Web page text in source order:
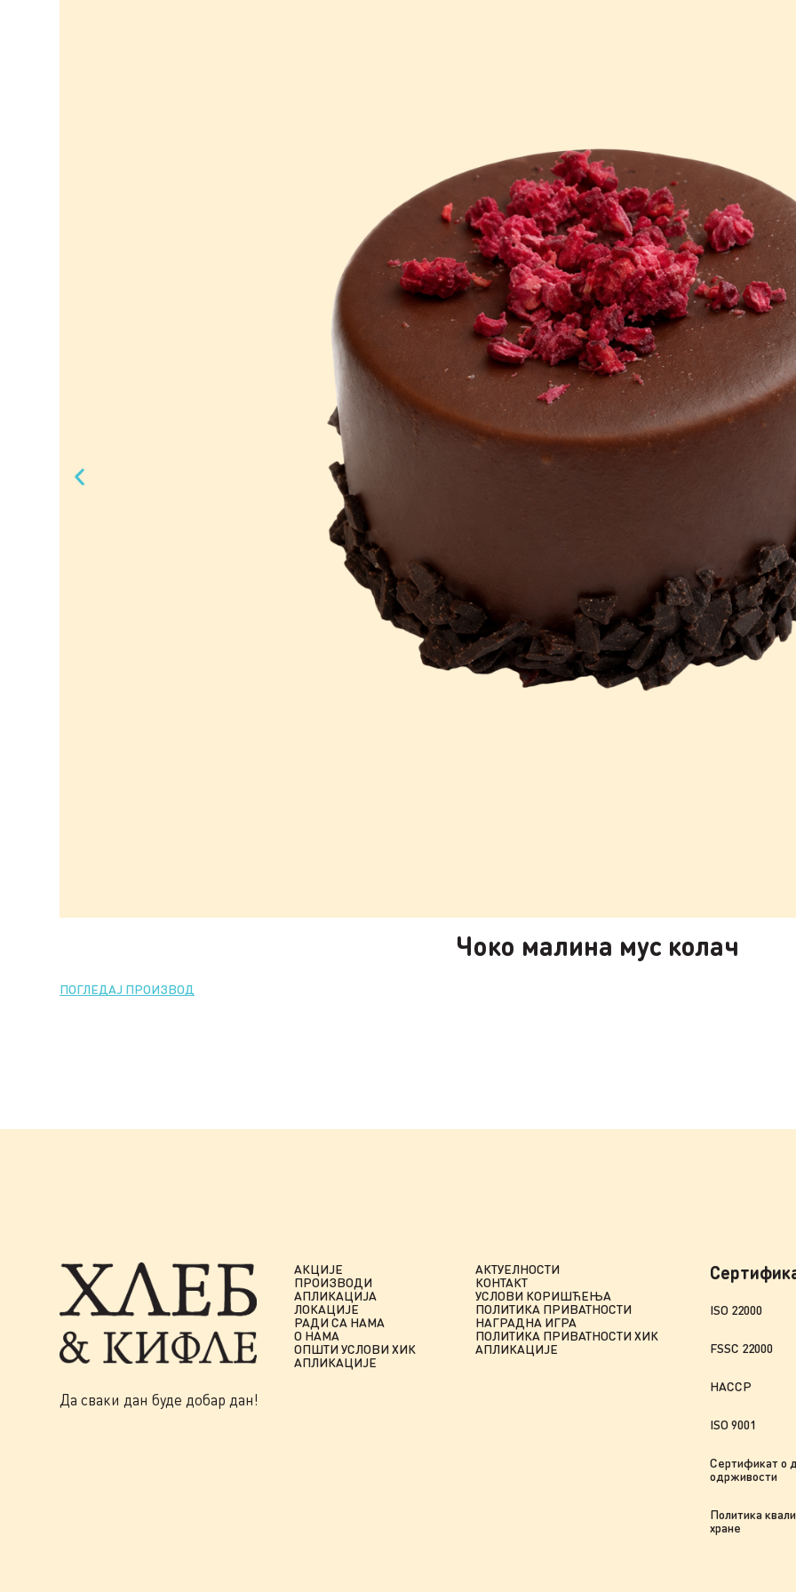
Чоко малина мус колач
ПОГЛЕДАЈ ПРОИЗВОД
Да сваки дан буде добар дан!
АКЦИЈЕ
ПРОИЗВОДИ
АПЛИКАЦИЈА
ЛОКАЦИЈЕ
РАДИ СА НАМА
О НАМА
ОПШТИ УСЛОВИ ХИК
АПЛИКАЦИЈЕ
АКТУЕЛНОСТИ
КОНТАКТ
УСЛОВИ КОРИШЋЕЊА
ПОЛИТИКА ПРИВАТНОСТИ
НАГРАДНА ИГРА
ПОЛИТИКА ПРИВАТНОСТИ ХИК
АПЛИКАЦИЈЕ
ISO 22000
FSSC 22000
HACCP
ISO 9001
Сертификат о
одрживости
Политика
хране